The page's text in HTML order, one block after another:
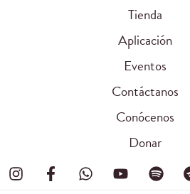
Tienda
Aplicación
Eventos
Contáctanos
Conócenos
Donar